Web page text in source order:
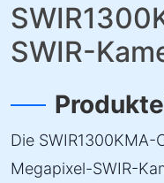
SWIR-
Die SWIR1300KMA-
Megapixel-SWIR-